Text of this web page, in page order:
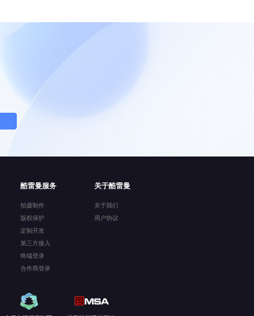
酷雷曼服务
拍摄制作
版权保护
定制开发
第三方接入
终端登录
合作商登录
关于酷雷曼
关于我们
用户协议